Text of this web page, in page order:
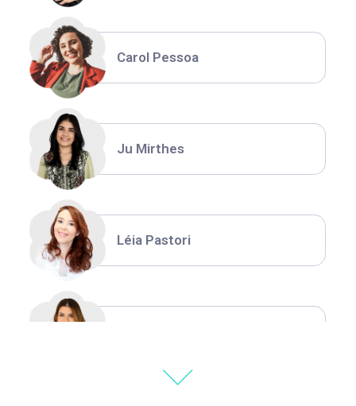
Carol Pessoa
Ju Mirthes
Léia Pastori